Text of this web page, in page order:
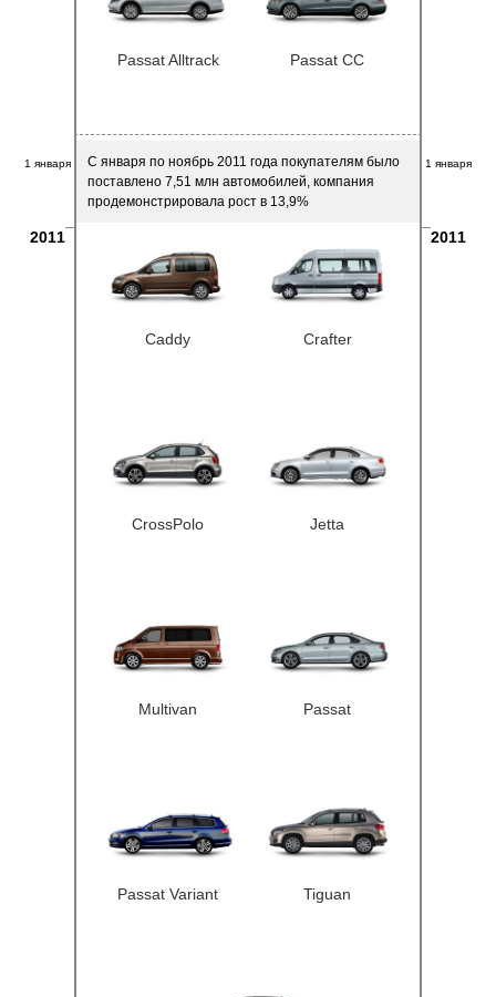
Passat Alltrack Passat CC
1 января 1 января
С января по ноябрь 2011 года покупателям было
поставлено 7,51 млн автомобилей, компания
продемонстрировала рост в 13,9%
2011 2011
Caddy Crafter
CrossPolo Jetta
Multivan Passat
Passat Variant Tiguan